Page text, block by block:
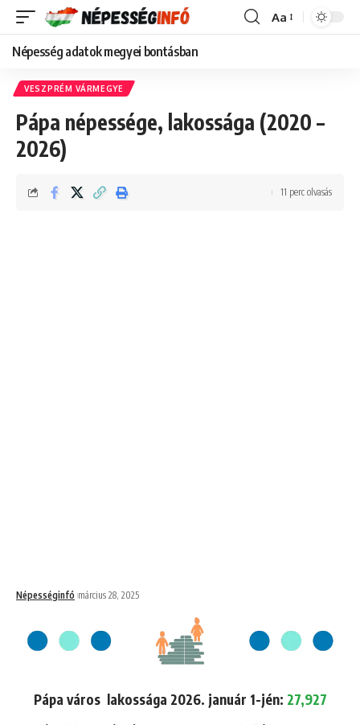
Font
Aa
Népesség adatok megyei bontásban
VESZPRÉM VÁRMEGYE
Pápa népessége, lakossága (2020 –
2026)
Népességinfó március 28, 2025
11 perc olvasás
Pápa város lakossága 2026. január 1-jén: 27,927